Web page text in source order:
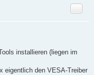
Zitat
installieren (liegen im
eigentlich den VESA-Treiber